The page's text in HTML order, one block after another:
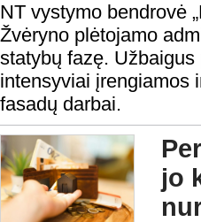
NT vystymo bendrovė
Žvėryno plėtojamo
statybų fazę.
intensyviai įrengiamos
fasadų darbai.
jo